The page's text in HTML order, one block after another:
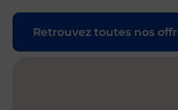
Retrouvez toutes nos